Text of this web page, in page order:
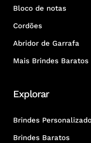
Bloco de notas
Cordões
Abridor de Garrafa
Mais Brindes Baratos
Explorar
Brindes
Brindes Baratos